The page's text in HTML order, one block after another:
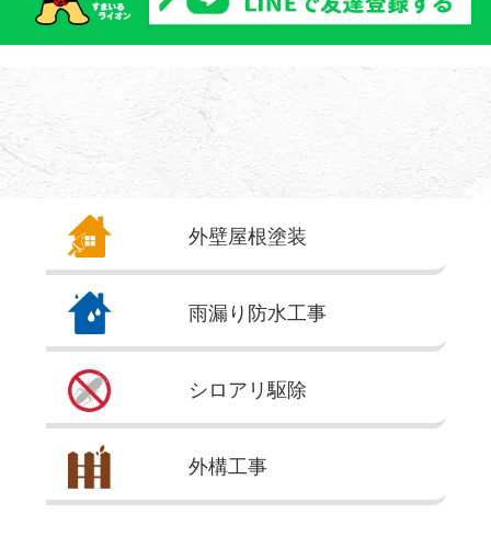
外壁屋根塗装
雨漏り 防水工事
シロアリ 駆除
外構工事